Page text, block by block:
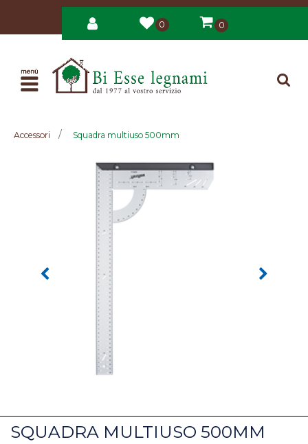
0 0
Open
Accessori Squadra multiuso 500mm
SQUADRA MULTIUSO 500MM